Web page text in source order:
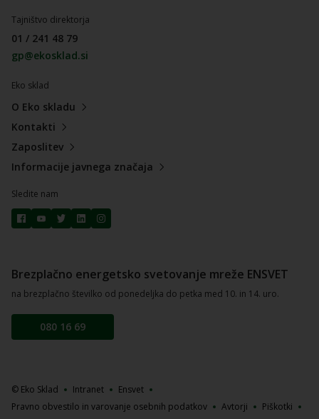
Tajništvo direktorja
01 / 241 48 79
gp@ekosklad.si
Eko sklad
O Eko skladu
Kontakti
Zaposlitev
Informacije javnega značaja
Sledite nam
Brezplačno energetsko svetovanje mreže ENSVET
na brezplačno številko od ponedeljka do petka med 10. in 14. uro.
080 16 69
© Eko Sklad Intranet
Ensvet
Pravno obvestilo in varovanje osebnih podatkov
Avtorji
Piškotki